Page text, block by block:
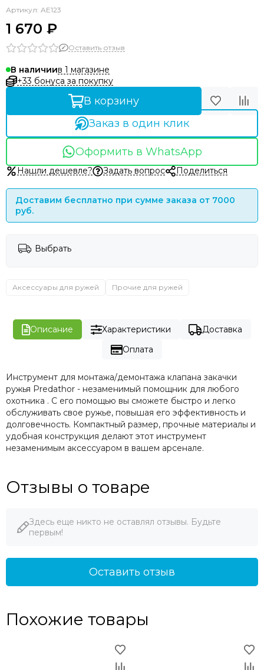
Артикул: AE123
1 670 ₽
Оставить отзыв
В наличиив 1 магазине
+33 бонуса за покупку
В корзину
Заказ в один клик
Оформить в WhatsApp
Нашли дешевле? Задать вопрос Поделиться
Доставим бесплатно при сумме заказа от 7000
руб.
Выбрать
Аксессуары для ружей Прочие для ружей
Описание Характеристики
Доставка
Оплата
Инструмент для монтажа/демонтажа клапана закачки
ружья Predathor - незаменимый помощник для любого
охотника . С его помощью вы сможете быстро и легко
обслуживать свое ружье, повышая его эффективность и
долговечность. Компактный размер, прочные материалы и
удобная конструкция делают этот инструмент
незаменимым аксессуаром в вашем арсенале.
Отзывы о товаре
Здесь еще никто не оставлял отзывы. Будьте
первым!
Оставить отзыв
Похожие товары